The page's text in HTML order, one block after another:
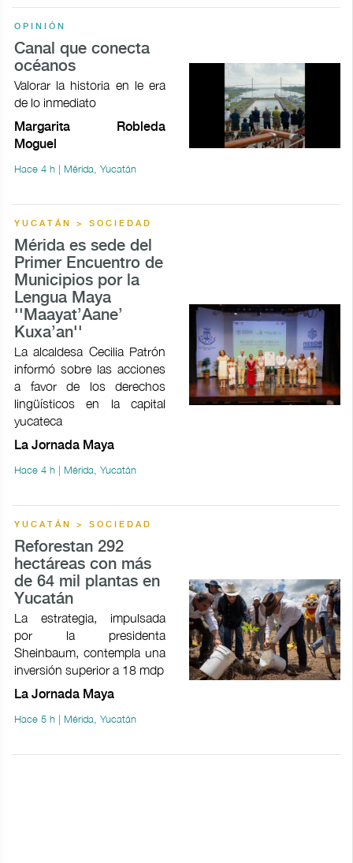
OPINIÓN
Canal que conecta
océanos
Valorar la historia en le era
de lo inmediato
Margarita Robleda
Moguel
Hace 4 h | Mérida, Yucatán
YUCATÁN > SOCIEDAD
Mérida es sede del
Primer Encuentro de
Municipios por la
Lengua Maya
''Maayat’Aane’
Kuxa’an''
La alcaldesa Cecilia Patrón
informó sobre las acciones
a favor de los derechos
lingüísticos en la capital
yucateca
La Jornada Maya
Hace 4 h | Mérida, Yucatán
YUCATÁN > SOCIEDAD
Reforestan 292
hectáreas con más
de 64 mil plantas en
Yucatán
La estrategia, impulsada
por la presidenta
Sheinbaum, contempla una
inversión superior a 18 mdp
La Jornada Maya
Hace 5 h | Mérida, Yucatán